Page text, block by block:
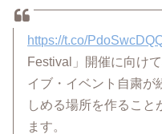
https://t.co/
Festival」開催に向け
イブ・イベント自粛が
しめる場所を作ること
ます。